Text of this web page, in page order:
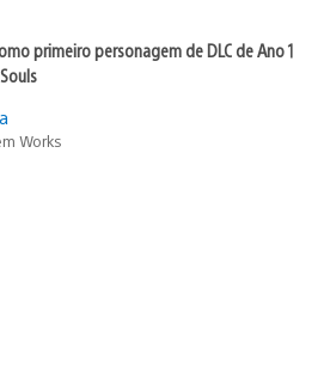
primeiro personagem de DLC de Ano 1
Works